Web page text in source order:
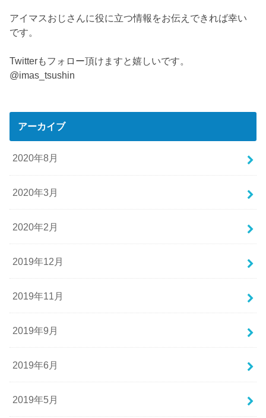
アイマスおじさんに役に立つ情報をお伝えできれば幸い
です。
Twitterもフォロー頂けますと嬉しいです。
@imas_tsushin
アーカイブ
2020年8月
2020年3月
2020年2月
2019年12月
2019年11月
2019年9月
2019年6月
2019年5月